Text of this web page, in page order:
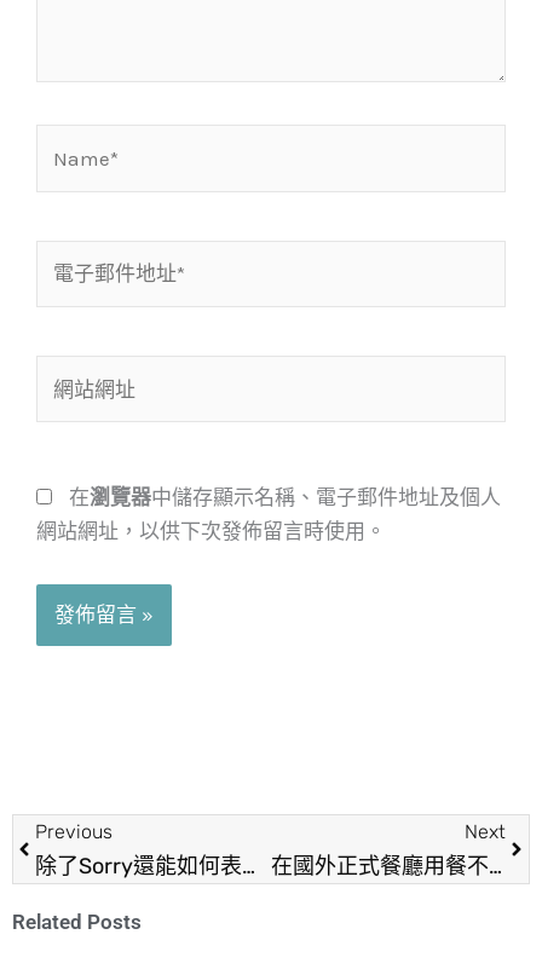
件
地
址
站
在瀏覽器中儲存顯示名稱、電子郵件地址及個人
網站網址，以供下次發佈留言時使用。
上一頁
Previous
除了Sorry還能如何表達歉意？
Next
在國外正式餐廳用餐不害怕！從國際禮儀開始，名媛紳士的品味基本功
下
Related Posts